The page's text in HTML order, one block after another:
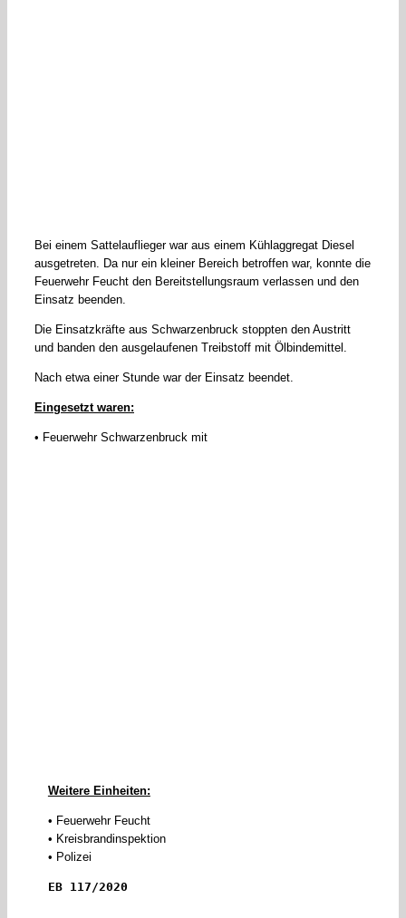
Bei einem Sattelauflieger war aus einem Kühlaggregat Diesel
ausgetreten. Da nur ein kleiner Bereich betroffen war, konnte die
Feuerwehr Feucht den Bereitstellungsraum verlassen und den
Einsatz beenden.
Die Einsatzkräfte aus Schwarzenbruck stoppten den Austritt
und banden den ausgelaufenen Treibstoff mit Ölbindemittel.
Nach etwa einer Stunde war der Einsatz beendet.
Eingesetzt waren:
• Feuerwehr Schwarzenbruck mit
Weitere Einheiten:
• Feuerwehr Feucht
• Kreisbrandinspektion
• Polizei
EB 117/2020